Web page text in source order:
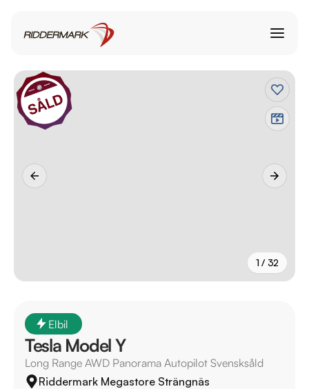
1 / 32
Elbil
Tesla Model Y
Long Range AWD Panorama Autopilot Svensksåld
Riddermark Megastore Strängnäs